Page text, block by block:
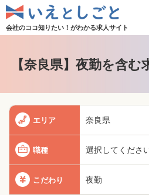
会社のココ知りたい！がわかる求人サイト
【奈良県】夜勤を含む
エリア 奈良県
職種 選択してくださ
こだわり 夜勤